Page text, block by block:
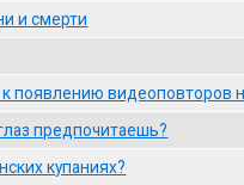
и смерти
появлению видеоповторов
предпочитаешь?
купаниях?